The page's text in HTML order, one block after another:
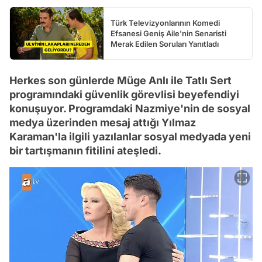
Türk Televizyonlarının Komedi
Efsanesi Geniş Aile'nin Senaristi
Merak Edilen Soruları Yanıtladı
Herkes son günlerde Müge Anlı ile Tatlı Sert
programındaki güvenlik görevlisi beyefendiyi
konuşuyor. Programdaki Nazmiye'nin de sosyal
medya üzerinden mesaj attığı Yılmaz
Karaman'la ilgili yazılanlar sosyal medyada yeni
bir tartışmanın fitilini ateşledi.